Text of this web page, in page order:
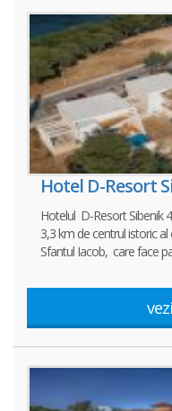
Hotel D-Resort
Hotelul D-Resort Sibenik
3,3 km de centrul istoric
Sfantul Iacob, care face